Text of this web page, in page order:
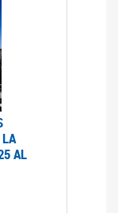
AL